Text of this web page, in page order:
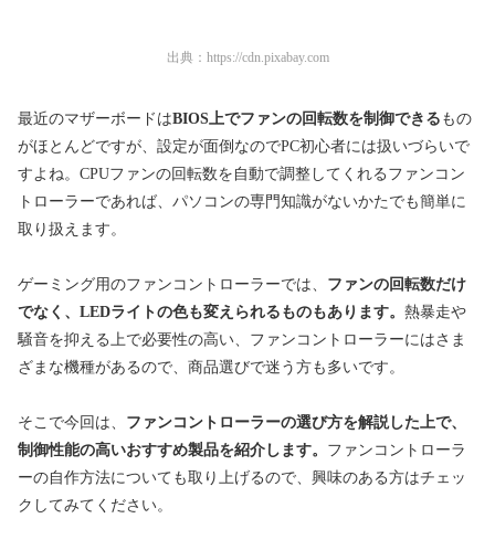
出典： https://cdn.pixabay.com
最近のマザーボードはBIOS上でファンの回転数を制御できる もの
がほとんどですが、設定が面倒なのでPC初心者には扱いづらいで
すよね。CPUファンの回転数を自動で調整してくれるファンコン
トローラーであれば、 パソコンの専門知識がないかたでも簡単に
取り扱えます。
ゲーミング用のファンコントローラーでは、 ファンの回転数だけ
でなく、LEDライトの色も変えられるものもあります。 熱暴走や
騒音を抑える上で必要性の高い、ファンコントローラーにはさま
ざまな機種があるので、商品選びで迷う方も多いです。
そこで今回は、 ファンコントローラーの選び方を解説した上で、
制御性能の高いおすすめ製品を紹介します。 ファンコントローラ
ーの自作方法についても取り上げるので、興味のある方はチェッ
クしてみてください。